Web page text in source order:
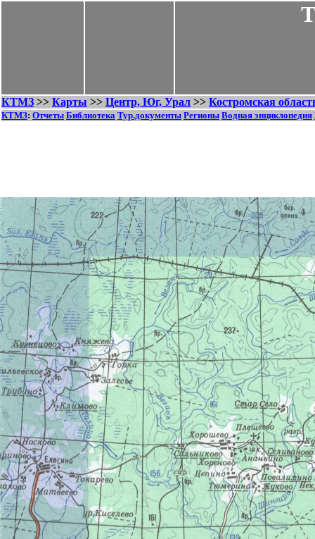
КТМЗ >> Карты >> Центр, Юг, Урал >> Костромская
КТМЗ: Отчеты Библиотека Тур.документы Регионы Водная энциклопедия